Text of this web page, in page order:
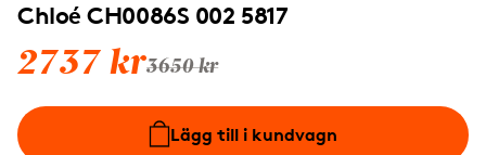
Chloé CH0086S 002 5817
2737 kr3650 kr
Lägg till i kundvagn